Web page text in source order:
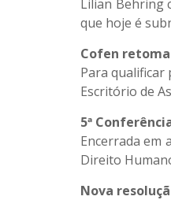
Lilian Behring
que hoje é
Cofen
Para qualificar
Escritório de
5ª
Encerrada em
Direito
Nova